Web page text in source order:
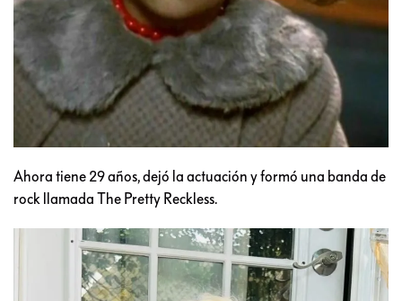
Ahora tiene 29 años, dejó la actuación y formó una banda de
rock llamada The Pretty Reckless.